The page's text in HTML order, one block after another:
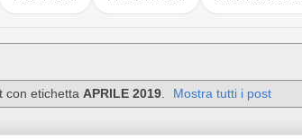
con etichetta APRILE 2019. Mostra tutti i post